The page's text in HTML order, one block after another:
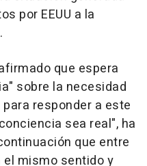
por EEUU a la
que espera
sobre la necesidad
responder a este
sea real", ha
que entre
el mismo sentido y